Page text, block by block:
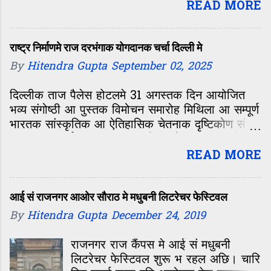
छथिन्ह. बड़ नीक लोक छथिन्ह. मिथिलाक
छथिन्ह. कइटा किताब सेहो लिख चुकल
छथिन्ह. हिनकर लेख प्रमुख पत्र-पत्रिका मे
सेहो छपैत रहय छनि. पिछला दिन हिनकर
एकटा आओर किताब आएल मेरे मेहदी हसन.
हिनकर ई किताब रेमाधव प्रकाशन सं अछि.
मिथिलाक लोक कथा पर आएल किताब सेहो
रेमाधव सं छलन्हि. मेरे मेंहदी हसन किताब
हिंदी आओर उर्दू दुनू भाषा मे आएल अछि.
जल्दीए अंग्रेजी मे सेहो आएत. एहि किताब के
विमोचल कएलखिन्ह योजना आयोग के
सदस्या डॉ सईदा हमीद. एहि किताब मे
शहंशाह-ए-गजल मेंहदी हसन जीक छोट-
छोट बात के ध्यान राखल गेल अछि. हुनकर
जीवन यात्रा... संगीत के सफर के खूबसूरती
सं शब्द मे उकेरल गेल अछि. एहि किताब सं
हुनकर प्रशंसक सभ के हुनका बारे मे कइटा
नवका चीज जानय लेल मिलतन्हि. एहि
READ MORE
राष्ट्र निर्माणमे राज दरभंगाक योगदानक चर्चा दिल्ली मे
ByHitendra Gupta September 02, 2025
दिल्लीक ताज पैलेस होटलमे 31 अगस्तक दिन आयोजित
भव्य संगोष्ठी आ पुस्तक विमोचन समारोह मिथिला आ सम्पूर्ण
भारतक सांस्कृतिक आ ऐतिहासिक चेतनाक दृष्टिकोण सं
READ MORE
आई सं राजनगर आओर सौराठ मे मधुबनी लिटरेचर फेस्टिवल
ByHitendra Gupta December 24, 2019
राजनगर राज कैंपस मे आई सं मधुबनी
लिटरेचर फेस्टिवल शुरू भ रहल अछि। चारि